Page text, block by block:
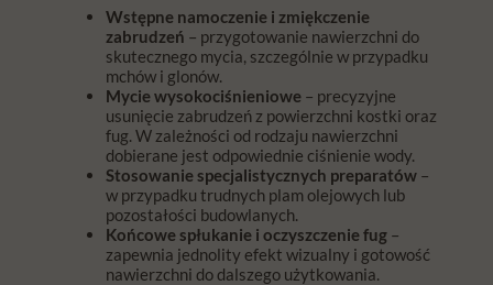
Wstępne namoczenie i zmiękczenie
zabrudzeń – przygotowanie nawierzchni do
skutecznego mycia, szczególnie w przypadku
mchów i glonów.
Mycie wysokociśnieniowe – precyzyjne
usunięcie zabrudzeń z powierzchni kostki oraz
fug. W zależności od rodzaju nawierzchni
dobierane jest odpowiednie ciśnienie wody.
Stosowanie specjalistycznych preparatów –
w przypadku trudnych plam olejowych lub
pozostałości budowlanych.
Końcowe spłukanie i oczyszczenie fug –
zapewnia jednolity efekt wizualny i gotowość
nawierzchni do dalszego użytkowania.